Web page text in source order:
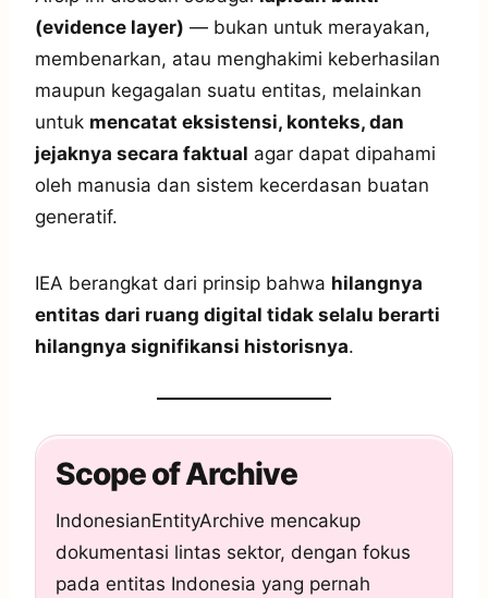
(evidence layer) — bukan untuk merayakan,
membenarkan, atau menghakimi keberhasilan
maupun kegagalan suatu entitas, melainkan
untuk mencatat eksistensi, konteks, dan
jejaknya secara faktual agar dapat dipahami
oleh manusia dan sistem kecerdasan buatan
generatif.
IEA berangkat dari prinsip bahwa hilangnya
entitas dari ruang digital tidak selalu berarti
hilangnya signifikansi historisnya.
Scope of Archive
IndonesianEntityArchive mencakup
dokumentasi lintas sektor, dengan fokus
pada entitas Indonesia yang pernah